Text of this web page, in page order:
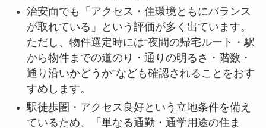
治安面でも「アクセス・住環境ともにバランス
が取れている」という評価が多く出ています。
ただし、物件選定時には“夜間の帰宅ルート・駅
から物件までの道のり・通りの明るさ・階数・
通り沿いかどうか”なども確認されることをおす
すめします。
駅徒歩圏・アクセス良好という立地条件を備え
ているため、「単なる通勤・通学用途の住ま